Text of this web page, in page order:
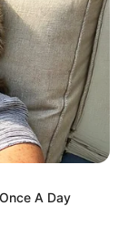
A Day